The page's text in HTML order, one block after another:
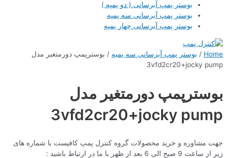
بوستر پمپ آبرسانی ( دو پمپه )
بوستر پمپ آبرسانی سه پمپه
بوستر پمپ آبرسانی چهار پمپه
Home
/ بوستر پمپ آبرسانی سه پمپه / بوسترپمپ دورمتغیر مدل
3vfd2cr20+jocky pump
بوسترپمپ دورمتغیر مدل
3vfd2cr20+jocky pump
جهت مشاوره و خرید محصولات گروه کنترل پمپ کافیست با شماره های
زیر از ساعت 9 صبح الی 6 بعد از ظهر با ما در ارتباط باشید :